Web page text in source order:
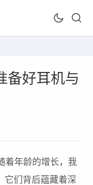
备好耳机与
着年龄的增长，我
它们背后蕴藏着深